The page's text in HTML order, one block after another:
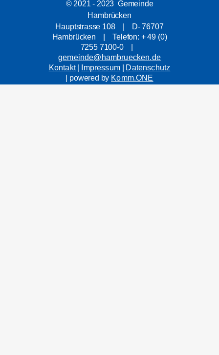
© 2021 - 2023 Gemeinde
Hambrücken
Hauptstrasse 108 | D- 76707
Hambrücken | Telefon: + 49 (0)
7255 7100-0 |
gemeinde@hambruecken.de
Kontakt| Impressum| Datenschutz
| powered by Komm.ONE